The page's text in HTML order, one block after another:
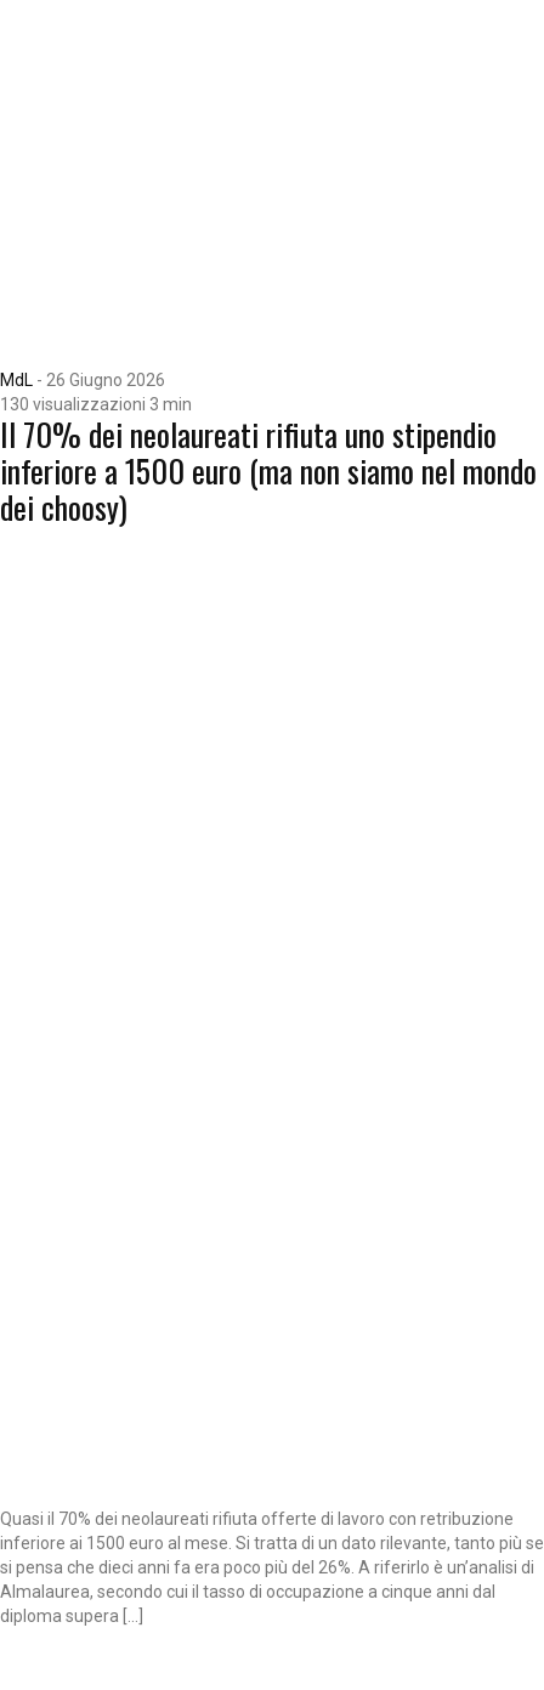
MdL - 26 Giugno 2026
130 visualizzazioni 3 min
Il 70% dei neolaureati rifiuta uno stipendio
inferiore a 1500 euro (ma non siamo nel mondo
dei choosy)
Quasi il 70% dei neolaureati rifiuta offerte di lavoro con retribuzione
inferiore ai 1500 euro al mese. Si tratta di un dato rilevante, tanto più se
si pensa che dieci anni fa era poco più del 26%. A riferirlo è un’analisi di
Almalaurea, secondo cui il tasso di occupazione a cinque anni dal
diploma supera […]